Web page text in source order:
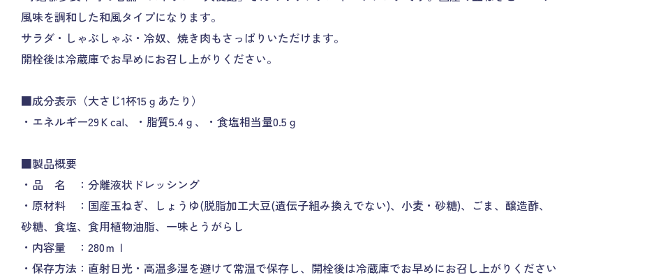
風味を調和した和風タイプになります。
サラダ・しゃぶしゃぶ・冷奴、焼き肉もさっぱりいただけます。
開栓後は冷蔵庫でお早めにお召し上がりください。
■成分表示（大さじ1杯15ｇあたり）
・エネルギー29Ｋcal、・脂質5.4ｇ、・食塩相当量0.5ｇ
■製品概要
・品 名 ：分離液状ドレッシング
・原材料 ：国産玉ねぎ、しょうゆ(脱脂加工大豆(遺伝子組み換えでない)、小麦・砂糖)、ごま、醸造酢、
砂糖、食塩、食用植物油脂、一味とうがらし
・内容量 ：280ｍｌ
・保存方法：直射日光・高温多湿を避けて常温で保存し、開栓後は冷蔵庫でお早めにお召し上がりください